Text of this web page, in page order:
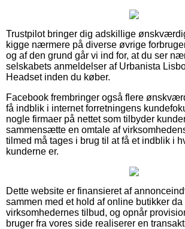
Trustpilot bringer dig adskillige
kigge nærmere på diverse øvrige
og af den grund går vi ind for, at du ser
selskabets anmeldelser af Urbanista
Headset inden du køber.
Facebook frembringer også flere
få indblik i internet forretningens
nogle firmaer på nettet som tilbyder
sammensætte en omtale af
tilmed må tages i brug til at få et indblik i
kunderne er.
Dette website er finansieret af
sammen med et hold af online butikker
virksomhedernes tilbud, og opnår
bruger fra vores side realiserer en